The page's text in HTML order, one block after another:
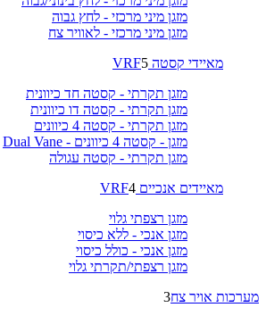
מזגן מיני מרכזי - לחץ גבוה
מזגן מיני מרכזי - לאוויר צח
מאיידי קסטה VRF 5
מזגן תקרתי - קסטה חד כיוונית
מזגן תקרתי - קסטה דו כיוונית
מזגן תקרתי - קסטה 4 כיוונים
מזגן - קסטה 4 כיוונים - Dual Vane
מזגן תקרתי - קסטה עגולה
מאיידים אנכיים VRF 4
מזגן רצפתי גלוי
מזגן אנכי - ללא כיסוי
מזגן אנכי - כולל כיסוי
מזגן רצפתי/תקרתי גלוי
מערכות אויר צח3